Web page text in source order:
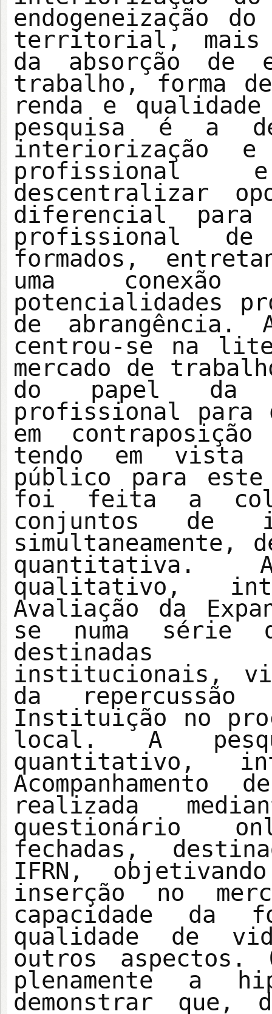
endogeneização
territorial, mais
da absorção de
trabalho, forma
renda e
pesquisa é a
interiorização e
profissional
descentralizar
diferencial
profissional
formados,
uma
potencialidades
de
centrou-se na
mercado de
do papel da
profissional para
em
tendo em vista
público para
foi feita a
conjuntos de
quantitativa. A
qualitativo,
Avaliação da
se numa série
destinadas
institucionais,
da
Instituição no
local. A
quantitativo,
realizada
questionário
fechadas,
IFRN,
inserção no
capacidade da
qualidade de
outros aspectos.
plenamente a
demonstrar